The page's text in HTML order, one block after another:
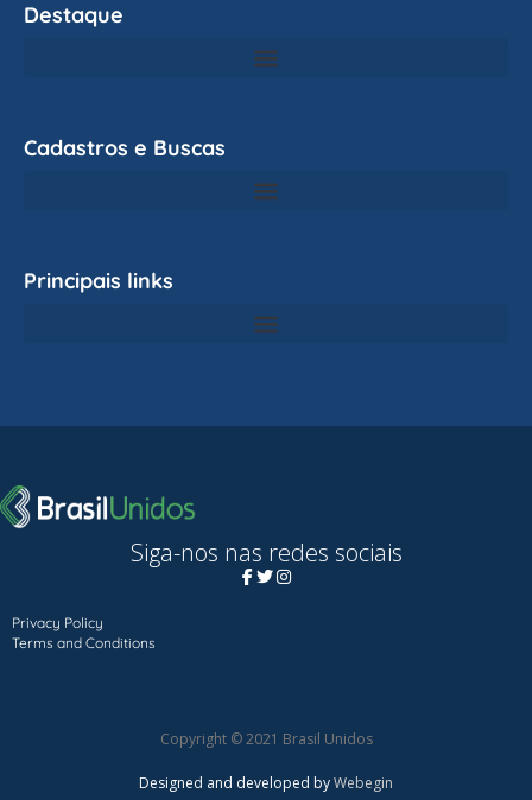
Destaque
Cadastros e Buscas
Principais links
Siga-nos nas redes sociais
Privacy Policy
Terms and Conditions
Copyright © 2021 Brasil Unidos
Designed and developed byWebegin